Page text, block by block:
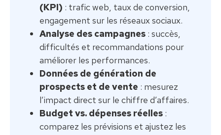
(KPI) : trafic web, taux de conversion,
engagement sur les réseaux sociaux.
Analyse des campagnes : succès,
difficultés et recommandations pour
améliorer les performances.
Données de génération de
prospects et de vente : mesurez
l’impact direct sur le chiffre d’affaires.
Budget vs. dépenses réelles :
comparez les prévisions et ajustez les